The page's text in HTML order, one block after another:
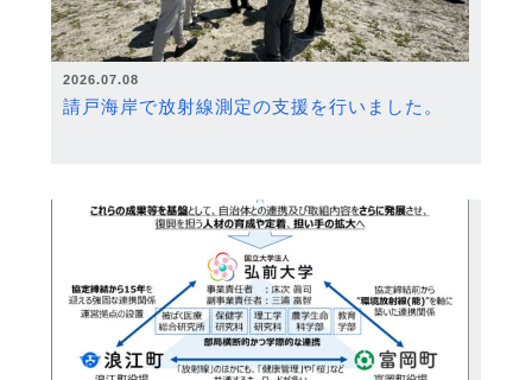
2026.07.08
請戸海岸で放射線測定の支援を行いました。